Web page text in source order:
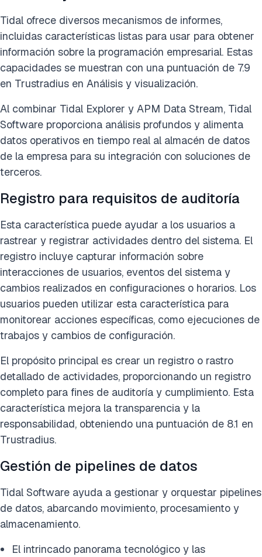
Tidal ofrece diversos mecanismos de informes,
incluidas características listas para usar para obtener
información sobre la programación empresarial. Estas
capacidades se muestran con una puntuación de 7.9
en Trustradius en Análisis y visualización.
Al combinar Tidal Explorer y APM Data Stream, Tidal
Software proporciona análisis profundos y alimenta
datos operativos en tiempo real al almacén de datos
de la empresa para su integración con soluciones de
terceros.
Registro para requisitos de auditoría
Esta característica puede ayudar a los usuarios a
rastrear y registrar actividades dentro del sistema. El
registro incluye capturar información sobre
interacciones de usuarios, eventos del sistema y
cambios realizados en configuraciones o horarios. Los
usuarios pueden utilizar esta característica para
monitorear acciones específicas, como ejecuciones de
trabajos y cambios de configuración.
El propósito principal es crear un registro o rastro
detallado de actividades, proporcionando un registro
completo para fines de auditoría y cumplimiento. Esta
característica mejora la transparencia y la
responsabilidad, obteniendo una puntuación de 8.1 en
Trustradius.
Gestión de pipelines de datos
Tidal Software ayuda a gestionar y orquestar pipelines
de datos, abarcando movimiento, procesamiento y
almacenamiento.
El intrincado panorama tecnológico y las